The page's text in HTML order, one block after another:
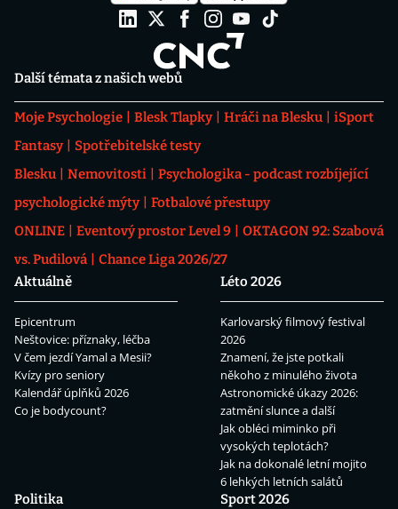
Další témata z našich webů
Moje Psychologie Blesk Tlapky Hráči na Blesku
iSport
Fantasy
Spotřebitelské testy
Blesku
Nemovitosti
Psychologika - podcast rozbíjející
psychologické mýty
Fotbalové přestupy
ONLINE
Eventový prostor Level 9
OKTAGON 92: Szabová
vs. Pudilová
Chance Liga 2026/27
Aktuálně
Epicentrum
Neštovice: příznaky, léčba
V čem jezdí Yamal a Mesii?
Kvízy pro seniory
Kalendář úplňků 2026
Co je bodycount?
Léto 2026
Karlovarský filmový festival
2026
Znamení, že jste potkali
někoho z minulého života
Astronomické úkazy 2026:
zatmění slunce a další
Jak obléci miminko při
vysokých teplotách?
Jak na dokonalé letní mojito
6 lehkých letních salátů
Politika
Sport 2026